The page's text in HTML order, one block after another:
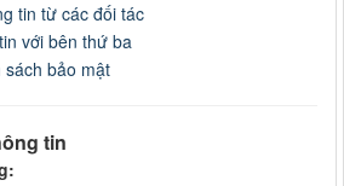
tin từ các đối tác
với bên thứ ba
bảo mật
tin